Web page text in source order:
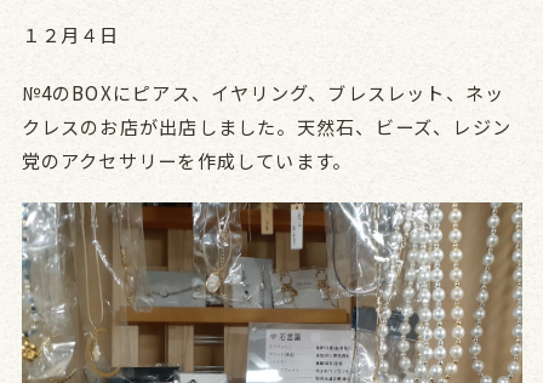
１２月４日
№4のBOXにピアス、イヤリング、ブレスレット、ネッ
クレスのお店が出店しました。天然石、ビーズ、レジン
党のアクセサリーを作成しています。